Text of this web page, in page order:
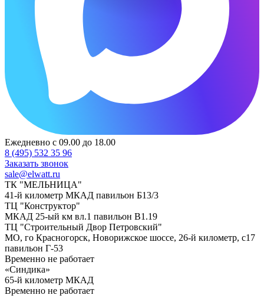
Ежедневно с 09.00 до 18.00
8 (495) 532 35 96
Заказать звонок
sale@elwatt.ru
ТК "МЕЛЬНИЦА"
41-й километр МКАД павильон Б13/3
ТЦ "Конструктор"
МКАД 25-ый км вл.1 павильон В1.19
ТЦ "Строительный Двор Петровский"
МО, го Красногорск, Новорижское шоссе, 26-й километр, с17
павильон Г-53
Временно не работает
«Синдика»
65-й километр МКАД
Временно не работает